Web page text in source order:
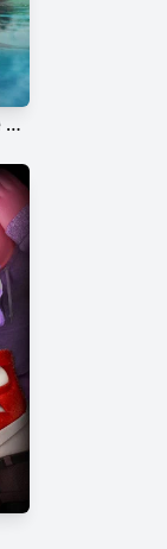
Ice Age: Las aventuras de Buck